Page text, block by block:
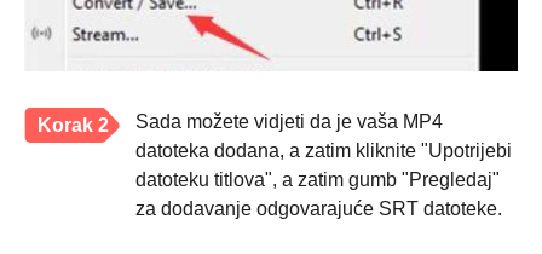
Korak 2
Sada možete vidjeti da je vaša MP4
datoteka dodana, a zatim kliknite "Upotrijebi
datoteku titlova", a zatim gumb "Pregledaj"
za dodavanje odgovarajuće SRT datoteke.